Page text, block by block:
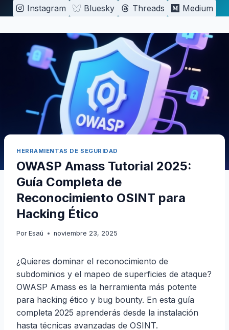
Saltar
al
contenido
Instagram Bluesky Threads Medium
HERRAMIENTAS DE SEGURIDAD
OWASP Amass Tutorial 2025:
Guía Completa de
Reconocimiento OSINT para
Hacking Ético
Por Esaú noviembre 23, 2025
¿Quieres dominar el reconocimiento de
subdominios y el mapeo de superficies de ataque?
OWASP Amass es la herramienta más potente
para hacking ético y bug bounty. En esta guía
completa 2025 aprenderás desde la instalación
hasta técnicas avanzadas de OSINT.